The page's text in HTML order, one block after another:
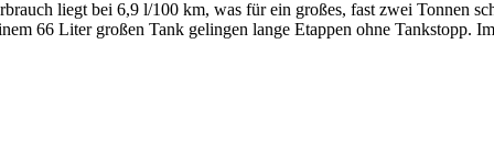
liegt bei 6,9 l/100 km, was für ein großes, fast zwei Tonnen
66 Liter großen Tank gelingen lange Etappen ohne Tankstopp.